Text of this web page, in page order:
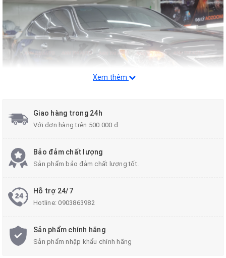
Phần diện mạo của xe sau khi nâng cấp thay đổi hoàn toàn với 35
chi tiết lớn nhỏ khác nhau. Nếu không biết, nhiều người sẽ lầm
nắp ca-pô, chắn bùn, ốp hốc bánh. Trong khi đó, cản sau của xe,
nắp cốp sau, gương chiếu hậu cũng được thay thế như trên phiên
Xem thêm
Giao hàng trong 24h
Với đơn hàng trên 500.000 đ
Bảo đảm chất lượng
Sản phẩm bảo đảm chất lượng tốt.
Hỗ trợ 24/7
Hotline:0903863982
Sản phẩm chính hãng
Sản phẩm nhập khẩu chính hãng